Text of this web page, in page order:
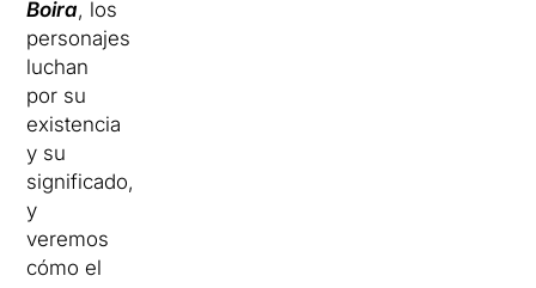
Boira, los
personajes
luchan
por su
existencia
y su
significado,
y
veremos
cómo el